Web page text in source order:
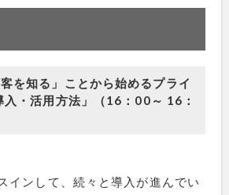
客を知る」ことから始めるプライ
・活用方法」（16：00～ 16：
インして、続々と導入が進んでい